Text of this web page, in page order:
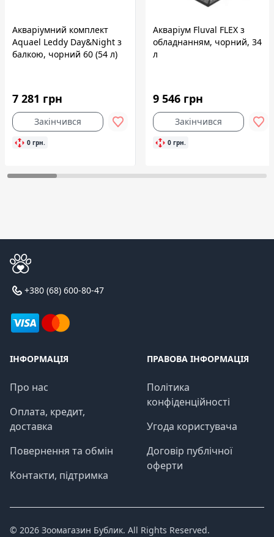
Акваріумний комплект
Aquael Leddy Day&Night з
балкою, чорний 60 (54 л)
7 281 грн
Закінчився
0 грн.
Акваріум Fluval FLEX з
обладнанням, чорний, 34
л
9 546 грн
Закінчився
0 грн.
+380 (68) 600-80-47
ІНФОРМАЦІЯ
Про нас
Оплата, кредит,
доставка
Повернення та обмін
Контакти, підтримка
ПРАВОВА ІНФОРМАЦІЯ
Політика
конфіденційності
Угода користувача
Договір публічної
оферти
© 2026 Зоомагазин Бублик. All Rights Reserved.